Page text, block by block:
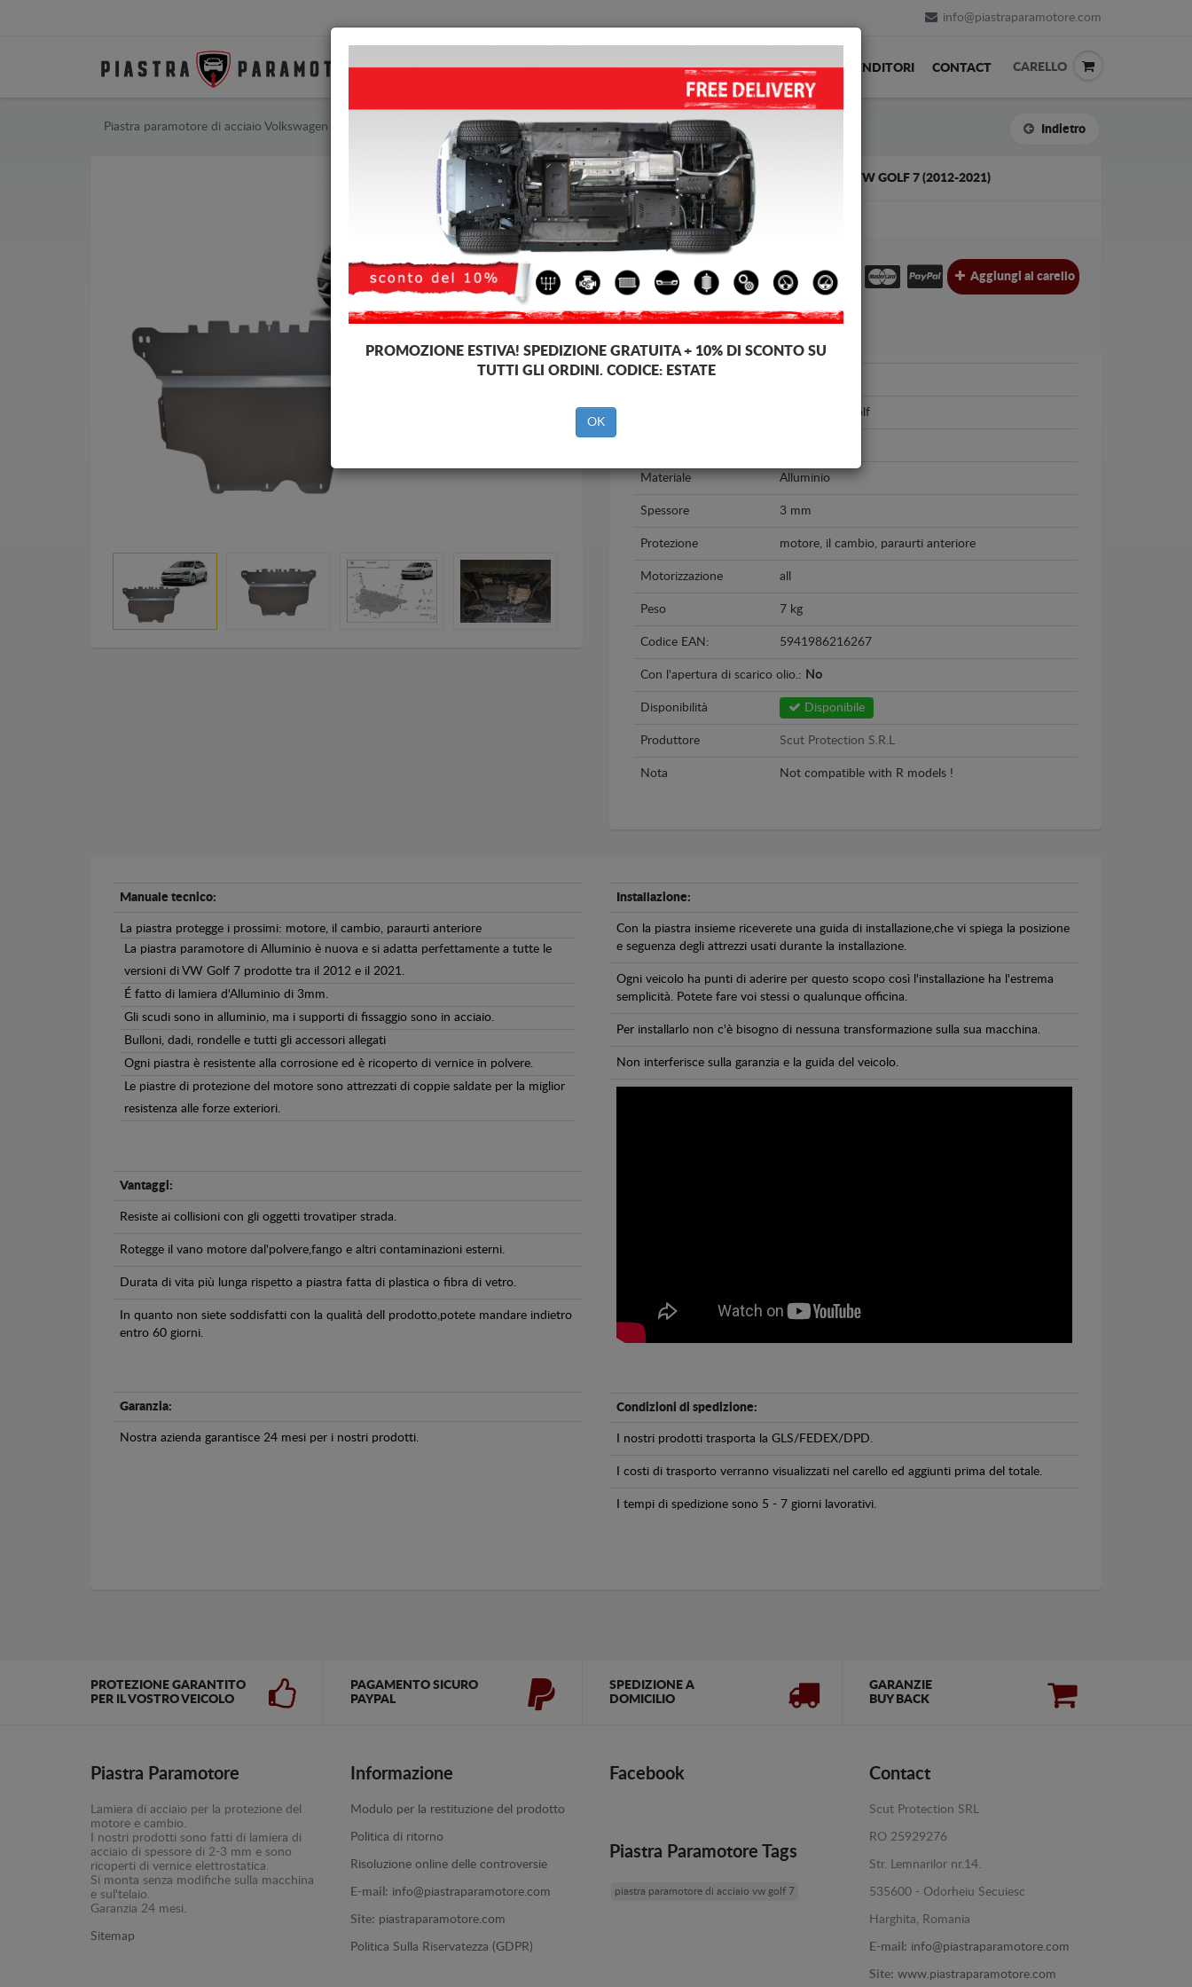
info@piastraparamotore.com
PIASTRA PARAMOTORE HOME CONSEGNARE FEEDBACK RIVENDITORI CONTACT CARELLO
Piastra paramotore di acciaio Volkswagen Piastra paramotore di acciaio Volkswagen Golf Indietro
PIASTRA PARAMOTORE DI ALLUMINIO VW GOLF 7 (2012-2021)
Codice del prodotto: 30.145ALU
339€ Aggiungi al carello
Volkswagen Golf
Materiale Alluminio
Spessore 3 mm
Protezione motore, il cambio, paraurti anteriore
Motorizzazione all
Peso 7 kg
Codice EAN: 5941986216267
Con l'apertura di scarico olio.: No
Disponibilità Disponibile
Produttore Scut Protection S.R.L
Nota Not compatible with R models !
Manuale tecnico:
La piastra protegge i prossimi: motore, il cambio, paraurti anteriore
La piastra paramotore di Alluminio è nuova e si adatta perfettamente a tutte le
versioni di VW Golf 7 prodotte tra il 2012 e il 2021.
É fatto di lamiera d'Alluminio di 3mm.
Gli scudi sono in alluminio, ma i supporti di fissaggio sono in acciaio.
Bulloni, dadi, rondelle e tutti gli accessori allegati
Ogni piastra è resistente alla corrosione ed è ricoperto di vernice in polvere.
Le piastre di protezione del motore sono attrezzati di coppie saldate per la miglior
resistenza alle forze exteriori.
Vantaggi:
Resiste ai collisioni con gli oggetti trovatiper strada.
Rotegge il vano motore dal'polvere,fango e altri contaminazioni esterni.
Durata di vita più lunga rispetto a piastra fatta di plastica o fibra di vetro.
In quanto non siete soddisfatti con la qualità dell prodotto,potete mandare indietro
entro 60 giorni.
Garanzia:
Nostra azienda garantisce 24 mesi per i nostri prodotti.
Installazione:
Con la piastra insieme riceverete una guida di installazione,che vi spiega la posizione
e seguenza degli attrezzi usati durante la installazione.
Ogni veicolo ha punti di aderire per questo scopo così l'installazione ha l'estrema
semplicità. Potete fare voi stessi o qualunque officina.
Per installarlo non c'è bisogno di nessuna transformazione sulla sua macchina.
Non interferisce sulla garanzia e la guida del veicolo.
Condizioni di spedizione:
I nostri prodotti trasporta la GLS/FEDEX/DPD.
I costi di trasporto verranno visualizzati nel carello ed aggiunti prima del totale.
I tempi di spedizione sono 5 - 7 giorni lavorativi.
PROTEZIONE GARANTITO
PER IL VOSTRO VEICOLO
PAGAMENTO SICURO
PAYPAL
SPEDIZIONE A
DOMICILIO
GARANZIE
BUY BACK
Piastra Paramotore
Lamiera di acciaio per la protezione del
motore e cambio.
I nostri prodotti sono fatti di lamiera di
acciaio di spessore di 2-3 mm e sono
ricoperti di vernice elettrostatica.
Si monta senza modifiche sulla macchina
e sul'telaio.
Garanzia 24 mesi.
Sitemap
Informazione
Modulo per la restituzione del prodotto
Politica di ritorno
Risoluzione online delle controversie
E-mail: info@piastraparamotore.com
Site: piastraparamotore.com
Politica Sulla Riservatezza (GDPR)
Facebook
Piastra Paramotore Tags
piastra paramotore di acciaio vw golf 7
Contact
Scut Protection SRL
RO 25929276
Str. Lemnarilor nr.14.
535600 - Odorheiu Secuiesc
Harghita, Romania
E-mail: info@piastraparamotore.com
Site: www.piastraparamotore.com
PROMOZIONE ESTIVA! SPEDIZIONE GRATUITA + 10% DI SCONTO SU
TUTTI GLI ORDINI. CODICE: ESTATE
OK